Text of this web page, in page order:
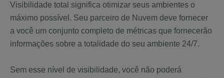
Visibilidade total significa otimizar seus ambientes o
máximo possível. Seu parceiro de Nuvem deve fornecer
a você um conjunto completo de métricas que fornecerão
informações sobre a totalidade do seu ambiente 24/7.
Sem esse nível de visibilidade, você não poderá